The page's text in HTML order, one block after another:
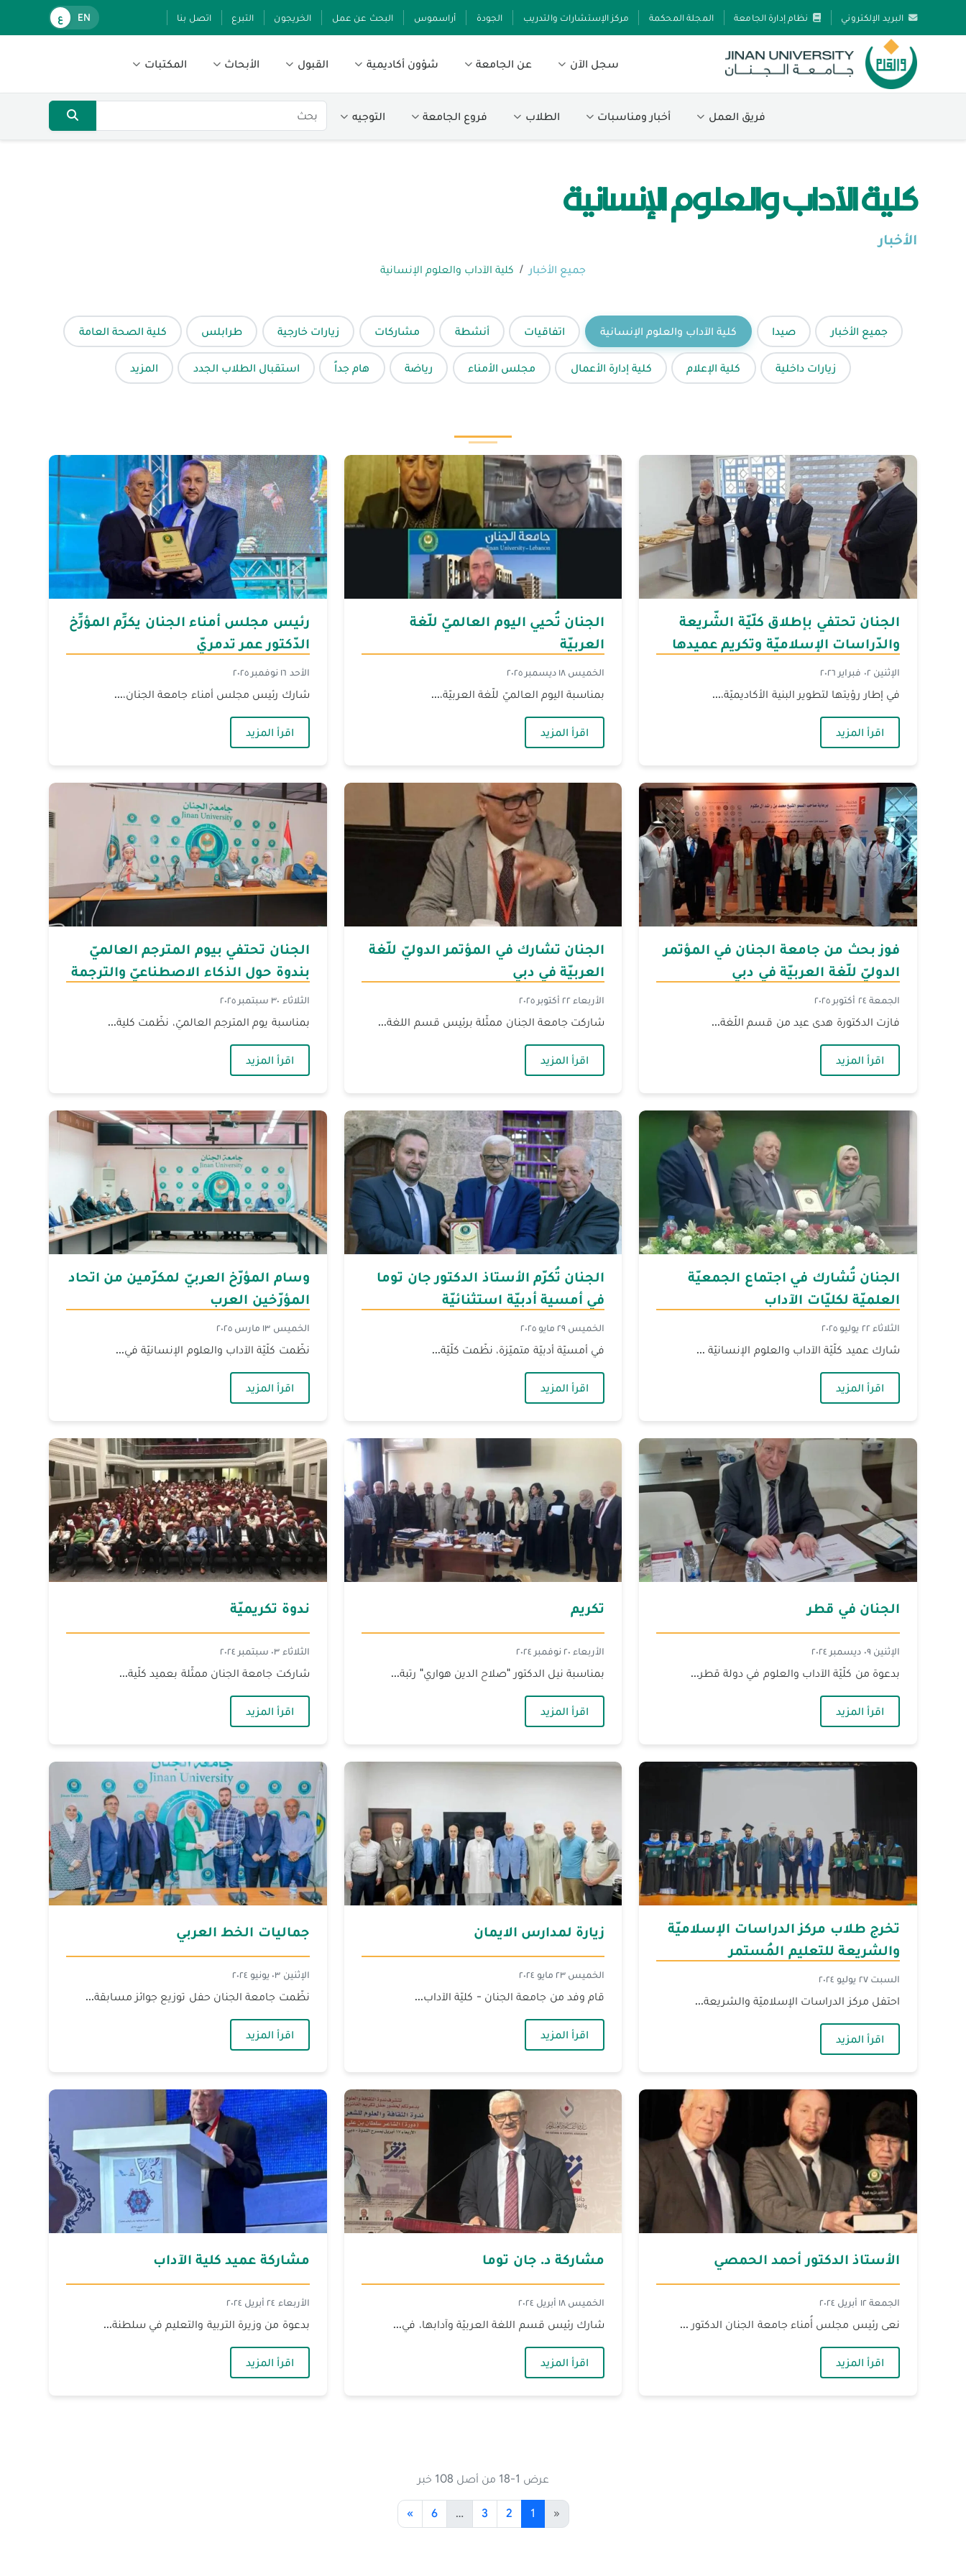
البريد الإلكتروني نظام إدارة الجامعة المجلة المحكمة مركز الإستشارات والتدريب الجودة أراسموس البحث عن عمل الخريجون التبرع اتصل بنا EN ع
سجل الآن عن الجامعة شؤون أكاديمية القبول الأبحاث المكتبات
فريق العمل أخبار ومناسبات الطلاب فروع الجامعة التوجيه
كلية الآداب والعلوم الإنسانية
الأخبار
جميع الأخبار كلية الآداب والعلوم الإنسانية
جميع الأخبار صيدا كلية الآداب والعلوم الإنسانية اتفاقيات أنشطة مشاركات زيارات خارجية طرابلس كلية الصحة العامة
زيارات داخلية كلية الإعلام كلية إدارة الأعمال مجلس الأمناء رياضة هام جداً استقبال الطلاب الجدد المزيد
الجنان تحتفي بإطلاق كلّيّة الشّريعة
والدّراسات الإسلاميّة وتكريم عميدها
الجديد
الإثنين ٠٢ فبراير ٢٠٢٦
في إطار رؤيتها لتطوير البنية الأكاديميّة،...
اقرأ المزيد — الجنان تحتفي بإطلاق كلّيّة الشّريعة والدّراسات الإسلاميّة وتكريم عميدها الجديد
الجنان تُحيي اليوم العالميّ للّغة
العربيّة
الخميس ١٨ ديسمبر ٢٠٢٥
بمناسبة اليوم العالميّ للّغة العربيّة،...
اقرأ المزيد— الجنان تُحيي اليوم العالميّ للّغة العربيّة
رئيس مجلس أمناء الجنان يكرِّم المؤرِّخ
الدّكتور عمر تدمريّ
الأحد ١٦ نوفمبر ٢٠٢٥
شارك رئيس مجلس أمناء جامعة الجنان،...
اقرأ المزيد
فوز بحث من جامعة الجنان في المؤتمر
الدوليّ للّغة العربيّة في دبي
الجمعة ٢٤ أكتوبر ٢٠٢٥
فازت الدكتورة هدى عيد من قسم اللّغة...
اقرأ المزيد — فوز بحث من جامعة الجنان في المؤتمر الدوليّ للّغة العربيّة في دبي
الجنان تشارك في المؤتمر الدوليّ للّغة
العربيّة في دبي
الأربعاء ٢٢ أكتوبر ٢٠٢٥
شاركت جامعة الجنان ممثّلة برئيس قسم اللغة...
اقرأ المزيد— الجنان تشارك في المؤتمر الدوليّ للّغة العربيّة في دبي
الجنان تحتفي بيوم المترجم العالميّ
بندوة حول الذكاء الاصطناعيّ والترجمة
الثلاثاء ٣٠ سبتمبر ٢٠٢٥
بمناسبة يوم المترجم العالميّ، نظّمت كلية...
اقرأ المزيد
الجنان تُشارك في اجتماع الجمعيّة
العلميّة لكليّات الآداب
الثلاثاء ٢٢ يوليو ٢٠٢٥
شارك عميد كلّيّة الآداب والعلوم الإنسانيّة ...
اقرأ المزيد — الجنان تُشارك في اجتماع الجمعيّة العلميّة لكليّات الآداب
الجنان تُكرّم الأستاذ الدكتور جان توما
في أمسية أدبيّة استثنائيّة
الخميس ٢٩ مايو ٢٠٢٥
اقرأ المزيد— الجنان تُكرّم الأستاذ الدكتور جان توما في أمسية أدبيّة استثنائيّة
وسام المؤرّخ العربيّ لمكرّمين من اتحاد
المؤرّخين العرب
الخميس ١٣ مارس ٢٠٢٥
نظّمت كلّيّة الآداب والعلوم الإنسانيّة في...
اقرأ المزيد
الجنان في قطر
الإثنين ٠٩ ديسمبر ٢٠٢٤
بدعوة من كلّيّة الآداب والعلوم في دولة قطر...
اقرأ المزيد
تكريم‎
الأربعاء ٢٠ نوفمبر ٢٠٢٤
بمناسبة نيل الدكتور "صلاح الدين هواري" رتبة...
اقرأ المزيد— تكريم‎
ندوة تكريميّة
الثلاثاء ٠٣ سبتمبر ٢٠٢٤
شاركت جامعة الجنان ممثّلة بعميد كلّية...
اقرأ المزيد
تخرج طلاب مركز الدراسات الإسلاميّة
والشريعة للتعليم المُستمر
السبت ٢٧ يوليو ٢٠٢٤
احتفل مركز الدراسات الإسلاميّة والشريعة...
اقرأ المزيد — تخرج طلاب مركز الدراسات الإسلاميّة والشريعة للتعليم المُستمر
زيارة لمدارس الايمان
الخميس ٢٣ مايو ٢٠٢٤
قام وفد من جامعة الجنان - كليّة الآداب...
اقرأ المزيد— زيارة لمدارس الايمان
جماليات الخط العربي
الإثنين ٠٣ يونيو ٢٠٢٤
نظّمت جامعة الجنان حفل توزيع جوائز مسابقة...
اقرأ المزيد
الأستاذ الدكتور أحمد الحمصي
الجمعة ١٢ أبريل ٢٠٢٤
نعى رئيس مجلس أُمناء جامعة الجنان الدكتور ...
اقرأ المزيد
مشاركة د. جان توما
الخميس ١٨ أبريل ٢٠٢٤
شارك رئيس قسم اللغة العربيّة وآدابها، في...
اقرأ المزيد— مشاركة د. جان توما
مشاركة عميد كلية الآداب
الأربعاء ٢٤ أبريل ٢٠٢٤
بدعوة من وزيرة التربية والتعليم في سلطنة...
اقرأ المزيد
عرض 1-18 من أصل 108 خبر
«
1
2
3
…
6
»